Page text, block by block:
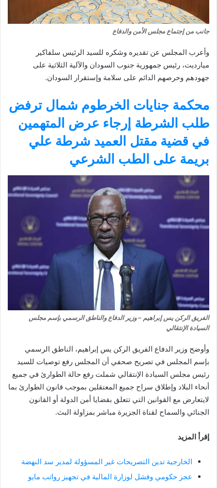
جانب من إجتماع مجلس الأمن والدفاع
وأعرب المجلس عن تقديره وشكره للسيد الرئيس سلفاكير
ميارديت، رئيس جمهورية جنوب السودان والآلية الثلاثية على
جهودهم وحرصهم الدائم على سلامة وإستقرار السودان.
محكمة جنايات الخرطوم شمال ترفض
طلب الشرطة إرجاء عرض المتهمين
في قضية مقتل العميد شرطة علي
بريمة على الطب الشرعي
الفريق الركن يس إبراهيم – وزير الدفاع والناطق الرسمي بإسم مجلس
السيادة الإنتقالي
وأوضح وزير الدفاع الفريق الركن يس إبراهيم، الناطق الرسمي
بإسم المجلس في تصريح صحفي أن المجلس رفع توصيات للسيد
رئيس مجلس السيادة الإنتقالي شملت رفع حالة الطوارئ في جميع
أنحاء البلاد وإطلاق سراح جميع المعتقلين بموجب قانون الطوارئ بما
لايتعارض مع القوانين التي تتعلق بقضايا أمن الدولة أو القانون
الجنائي والسماح لقناة الجزيرة مباشر بمزاولة البث.
إقرأ المزيد
الخارجية تدين التصريحات غير المسؤولة لمدير سد النهضة
عجز حكومي وفشل لوزارة المالية في تجهيز رواتب مايو